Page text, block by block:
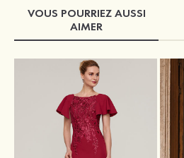
VOUS POURRIEZ AUSSI
AIMER